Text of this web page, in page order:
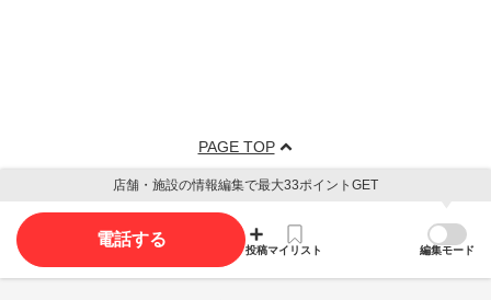
PAGE TOP
店舗・施設の情報編集で最大33ポイントGET
電話する
投稿マイリスト 編集モード